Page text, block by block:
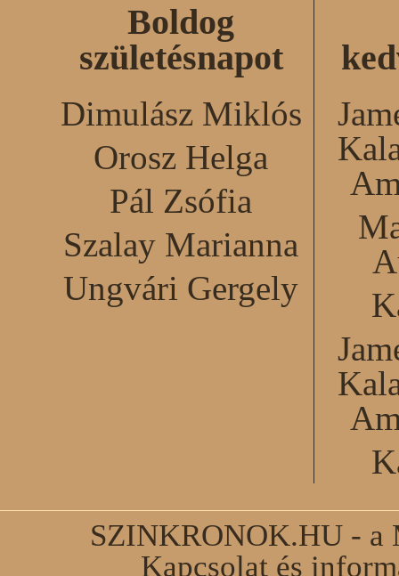
Boldog
születésnapot
Dimulász Miklós
Orosz Helga
Pál Zsófia
Szalay Marianna
Ungvári Gergely
SZINKRONOK.HU - a
Kapcsolat és